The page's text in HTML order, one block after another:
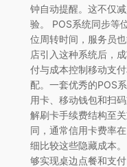
钟自动提醒。这不仅
验。 POS系统同步等
位周转时间，服务员
店引入这种系统后，
付与成本控制移动支
配。一套优秀的POS
用卡、移动钱包和扫
解刷卡手续费结构至
同，通常信用卡费率
细比较这些隐藏成本
够实现桌边点餐和支